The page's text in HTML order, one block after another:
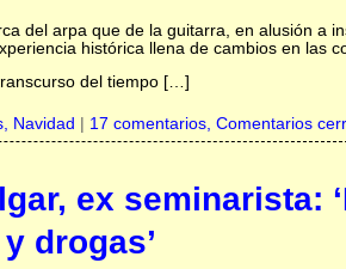
del arpa que de la guitarra, en alusión a
histórica llena de cambios en las
del tiempo […]
Navidad 17 comentarios, Comentarios
ex seminarista:
drogas’